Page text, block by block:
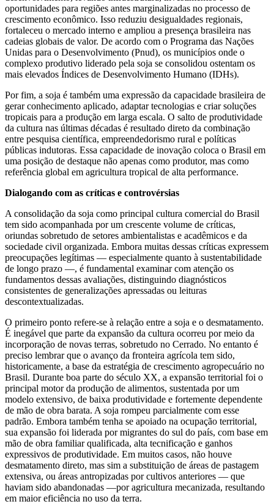
oportunidades para regiões antes marginalizadas no processo de
crescimento econômico. Isso reduziu desigualdades regionais,
fortaleceu o mercado interno e ampliou a presença brasileira nas
cadeias globais de valor. De acordo com o Programa das Nações
Unidas para o Desenvolvimento (Pnud), os municípios onde o
complexo produtivo liderado pela soja se consolidou ostentam os
mais elevados Índices de Desenvolvimento Humano (IDHs).
Por fim, a soja é também uma expressão da capacidade brasileira de
gerar conhecimento aplicado, adaptar tecnologias e criar soluções
tropicais para a produção em larga escala. O salto de produtividade
da cultura nas últimas décadas é resultado direto da combinação
entre pesquisa científica, empreendedorismo rural e políticas
públicas indutoras. Essa capacidade de inovação coloca o Brasil em
uma posição de destaque não apenas como produtor, mas como
referência global em agricultura tropical de alta performance.
Dialogando com as críticas e controvérsias
A consolidação da soja como principal cultura comercial do Brasil
tem sido acompanhada por um crescente volume de críticas,
oriundas sobretudo de setores ambientalistas e acadêmicos e da
sociedade civil organizada. Embora muitas dessas críticas expressem
preocupações legítimas — especialmente quanto à sustentabilidade
de longo prazo —, é fundamental examinar com atenção os
fundamentos dessas avaliações, distinguindo diagnósticos
consistentes de generalizações apressadas ou leituras
descontextualizadas.
O primeiro ponto refere-se à relação entre a soja e o desmatamento.
É inegável que parte da expansão da cultura ocorreu por meio da
incorporação de novas terras, sobretudo no Cerrado. No entanto é
preciso lembrar que o avanço da fronteira agrícola tem sido,
historicamente, a base da estratégia de crescimento agropecuário no
Brasil. Durante boa parte do século XX, a expansão territorial foi o
principal motor da produção de alimentos, sustentada por um
modelo extensivo, de baixa produtividade e fortemente dependente
de mão de obra barata. A soja rompeu parcialmente com esse
padrão. Embora também tenha se apoiado na ocupação territorial,
sua expansão foi liderada por migrantes do sul do país, com base em
mão de obra familiar qualificada, alta tecnificação e ganhos
expressivos de produtividade. Em muitos casos, não houve
desmatamento direto, mas sim a substituição de áreas de pastagem
extensiva, ou áreas antropizadas por cultivos anteriores — que
haviam sido abandonadas —por agricultura mecanizada, resultando
em maior eficiência no uso da terra.